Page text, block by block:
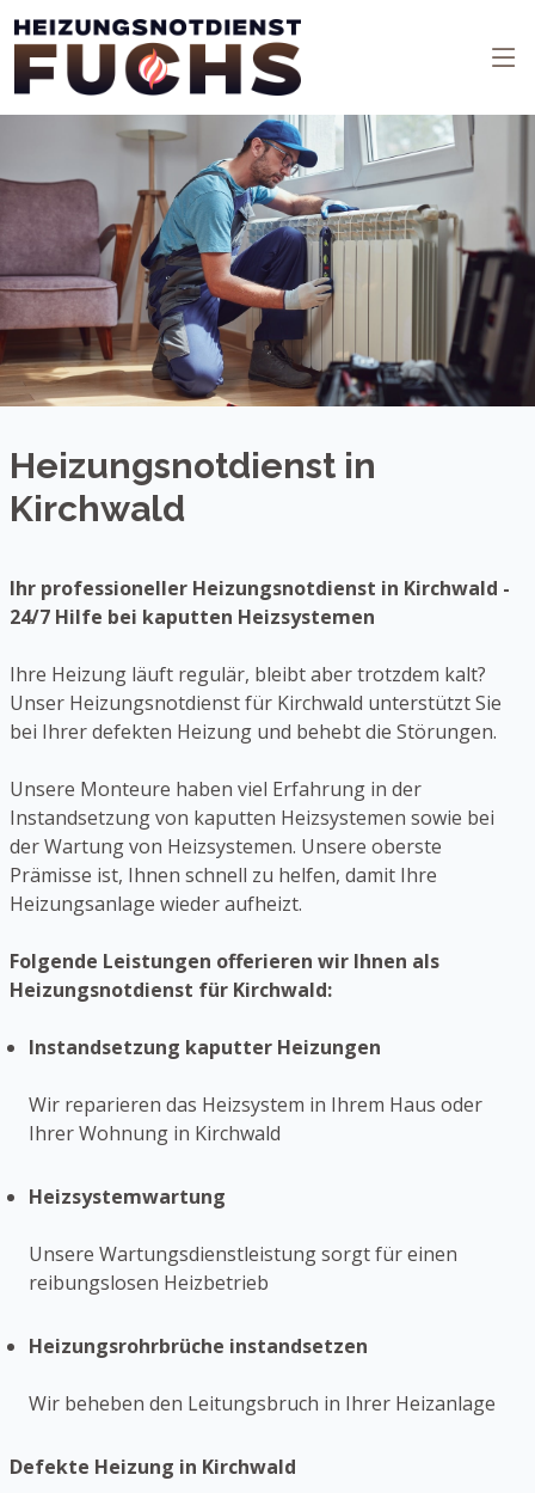
Heizungsnotdienst in
Kirchwald
Ihr professioneller Heizungsnotdienst in Kirchwald -
24/7 Hilfe bei kaputten Heizsystemen
Ihre Heizung läuft regulär, bleibt aber trotzdem kalt?
Unser Heizungsnotdienst für Kirchwald unterstützt Sie
bei Ihrer defekten Heizung und behebt die Störungen.
Unsere Monteure haben viel Erfahrung in der
Instandsetzung von kaputten Heizsystemen sowie bei
der Wartung von Heizsystemen. Unsere oberste
Prämisse ist, Ihnen schnell zu helfen, damit Ihre
Heizungsanlage wieder aufheizt.
Folgende Leistungen offerieren wir Ihnen als
Heizungsnotdienst für Kirchwald:
Instandsetzung kaputter Heizungen
Wir reparieren das Heizsystem in Ihrem Haus oder
Ihrer Wohnung in Kirchwald
Heizsystemwartung
Unsere Wartungsdienstleistung sorgt für einen
reibungslosen Heizbetrieb
Heizungsrohrbrüche instandsetzen
Wir beheben den Leitungsbruch in Ihrer Heizanlage
Defekte Heizung in Kirchwald